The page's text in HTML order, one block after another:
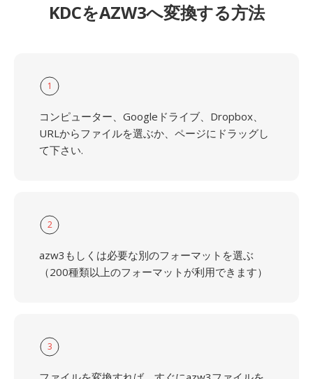
KDCをAZW3へ変換する方法
1
コンピューター、Googleドライブ、Dropbox、
URLからファイルを選ぶか、ページにドラッグし
て下さい.
2
azw3もしくは必要な別のフォーマットを選ぶ
（200種類以上のフォーマットが利用できます）
3